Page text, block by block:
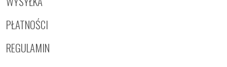
PŁATNOŚCI
REGULAMIN